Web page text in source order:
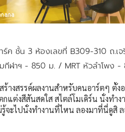
ร์ค ชั้น 3 ห้องเลขที่ B309-310 ถ.เ
กีฬาฯ - 850 ม. / MRT หัวลำโพง -
ร้างสรรค์ผลงานสำหรับคนอาร์ตๆ
แต่งสีสันสดใส สไตล์โมเดิร์น นั่งทำ
จะไปนั่งทำงานที่ไหน ลองมาที่นี่ดูสิ ล